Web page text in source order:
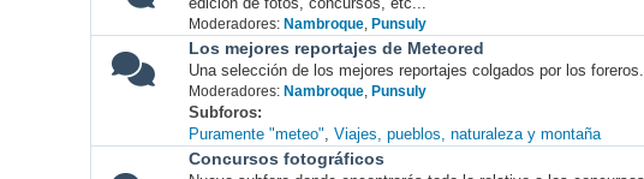
Moderadores: Nambroque, Punsuly
Los mejores reportajes de Meteored
Una selección de los mejores reportajes colgados por los foreros.
Moderadores: Nambroque, Punsuly
Subforos
Puramente "meteo" Viajes, pueblos, naturaleza y montaña
Concursos fotográficos